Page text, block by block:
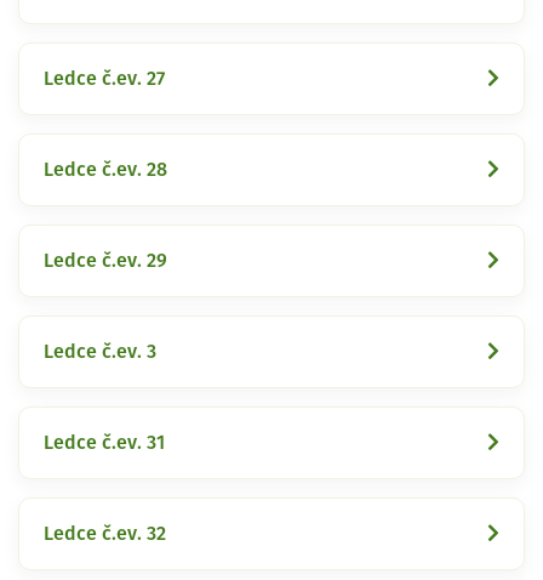
Ledce č.ev. 27
Ledce č.ev. 28
Ledce č.ev. 29
Ledce č.ev. 3
Ledce č.ev. 31
Ledce č.ev. 32